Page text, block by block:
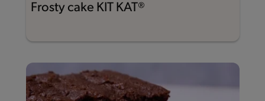
Frosty cake KIT KAT®